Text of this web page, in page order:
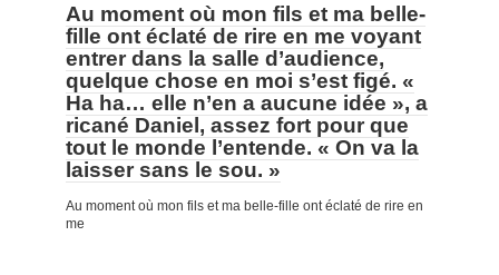
Au moment où mon fils et ma belle-
fille ont éclaté de rire en me voyant
entrer dans la salle d’audience,
quelque chose en moi s’est figé. «
Ha ha… elle n’en a aucune idée », a
ricané Daniel, assez fort pour que
tout le monde l’entende. « On va la
laisser sans le sou. »
Au moment où mon fils et ma belle-fille ont éclaté de rire en
me